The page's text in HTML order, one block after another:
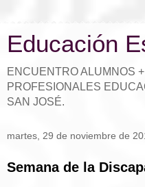
Educación
ENCUENTRO ALUMNOS
PROFESIONALES
SAN JOSÉ.
martes, 29 de noviembre de
Semana de la